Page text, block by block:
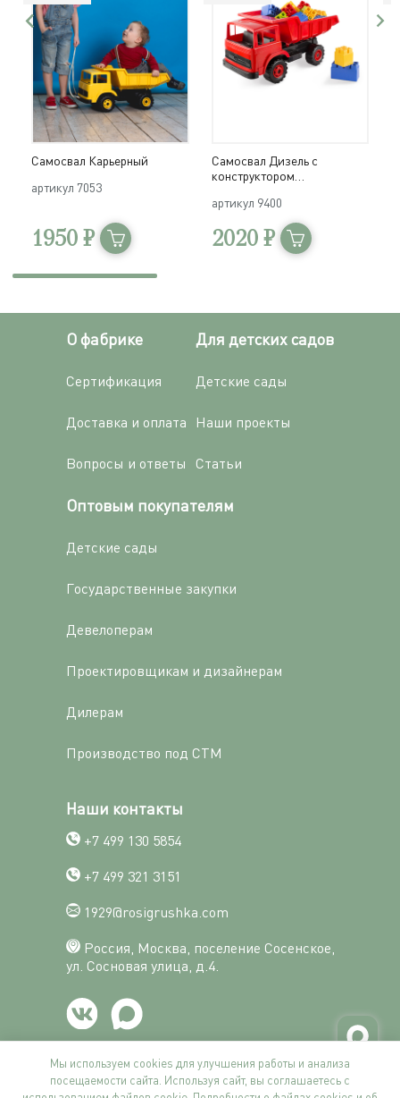
Самосвал Карьерный
артикул 7053
1950 ₽
Самосвал Дизель с
конструктором
артикул 9400
2020 ₽
О фабрике
Сертификация
Доставка и оплата
Вопросы и ответы
Для детских садов
Детские сады
Наши проекты
Статьи
Оптовым покупателям
Детские сады
Государственные закупки
Девелоперам
Проектировщикам и дизайнерам
Дилерам
Производство под СТМ
Наши контакты
+7 499 130 5854
+7 499 321 3151
1929@rosigrushka.com
Россия, Москва, поселение Сосенское,
ул. Сосновая улица, д.4.
© Фабрика Росигрушка, 2014-2026
Мы используем cookies для улучшения работы и анализа
посещаемости сайта. Используя сайт, вы соглашаетесь с